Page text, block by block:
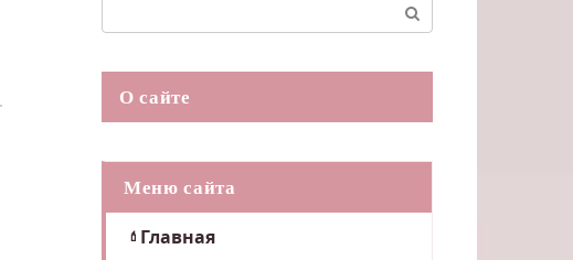
О сайте
Меню сайта
Главная